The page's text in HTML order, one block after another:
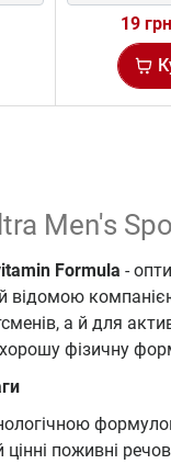
19 грн
Men's
Formula -
відомою
а й для
фізичну
цінні поживні